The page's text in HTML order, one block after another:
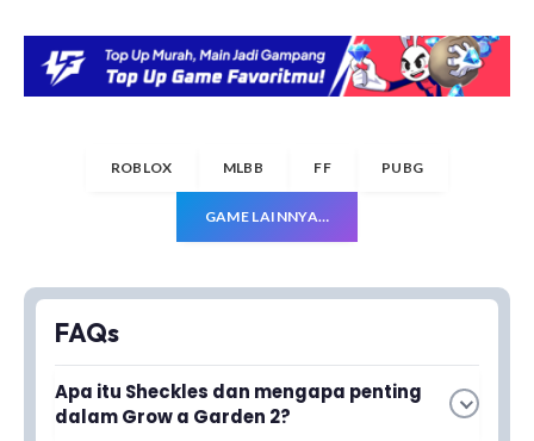
ROBLOX MLBB FF PUBG
GAME LAINNYA…
FAQs
Apa itu Sheckles dan mengapa penting
dalam Grow a Garden 2?